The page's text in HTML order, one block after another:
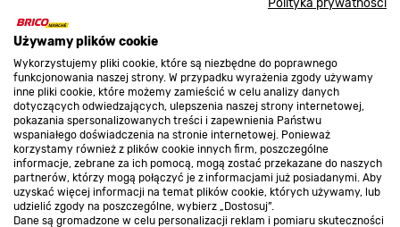
Używamy plików cookie
Wykorzystujemy pliki cookie, które są niezbędne do poprawnego
funkcjonowania naszej strony. W przypadku wyrażenia zgody używamy
inne pliki cookie, które możemy zamieścić w celu analizy danych
dotyczących odwiedzających, ulepszenia naszej strony internetowej,
pokazania spersonalizowanych treści i zapewnienia Państwu
wspaniałego doświadczenia na stronie internetowej. Ponieważ
korzystamy również z plików cookie innych firm, poszczególne
informacje, zebrane za ich pomocą, mogą zostać przekazane do naszych
partnerów, którzy mogą połączyć je z informacjami już posiadanymi. Aby
uzyskać więcej informacji na temat plików cookie, których używamy, lub
udzielić zgody na poszczególne, wybierz „Dostosuj”.
Dane są gromadzone w celu personalizacji reklam i pomiaru skuteczności
O nas
Kontakt do sklepu
Strefa biznesu